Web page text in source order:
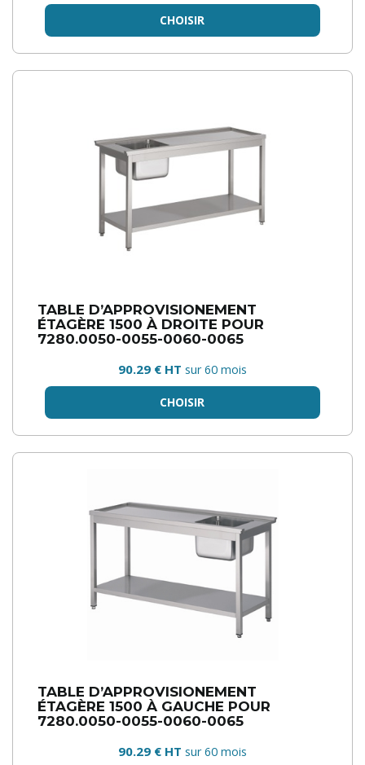
CHOISIR
TABLE D’APPROVISIONEMENT
ÉTAGÈRE 1500 À DROITE POUR
7280.0050-0055-0060-0065
90.29 € HT sur 60 mois
CHOISIR
TABLE D’APPROVISIONEMENT
ÉTAGÈRE 1500 À GAUCHE POUR
7280.0050-0055-0060-0065
90.29 € HT sur 60 mois